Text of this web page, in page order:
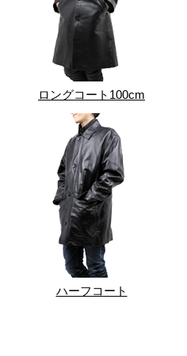
ロングコート100cm
ハーフコート